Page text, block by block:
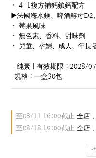
• 4+1複方補鈣鎖鈣配方
▶法國海水鎂、啤酒酵母D2
• 莓果風味
• 無色素、香料、甜味劑
• 兒童、孕婦、成人、年長
｜純素｜有效期限：2028/
  規格：一盒30包
至08/11 16:00截止 全店
至08/18 19:00截止 全店